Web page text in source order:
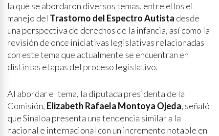
la que se abordaron diversos temas, entre ellos el
manejo del Trastorno del Espectro Autista desde
una perspectiva de derechos de la infancia, así como la
revisión de once iniciativas legislativas relacionadas
con este tema que actualmente se encuentran en
distintas etapas del proceso legislativo.
Al abordar el tema, la diputada presidenta de la
Comisión, Elizabeth Rafaela Montoya Ojeda, señaló
que Sinaloa presenta una tendencia similar a la
nacional e internacional con un incremento notable en